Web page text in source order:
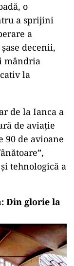
o
a sprijini
a
decenii,
mândria
la
de la Ianca a
de aviație
90 de avioane
tehnologică a
Din glorie la